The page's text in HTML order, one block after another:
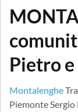
Pietro e
Montalenghe
Piemonte